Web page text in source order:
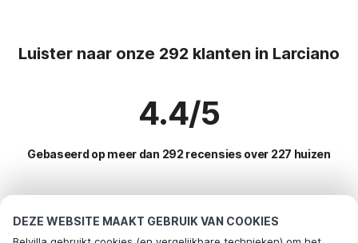
DEZE WEBSITE MAAKT GEBRUIK VAN COOKIES
Luister naar onze 292 klanten in Larciano
4.4/5
Gebaseerd op meer dan 292 recensies over 227 huizen
Meest populaire bestemmingen voor
vakantie